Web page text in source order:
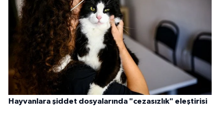
Hayvanlara şiddet dosyalarında "cezasızlık" eleştirisi